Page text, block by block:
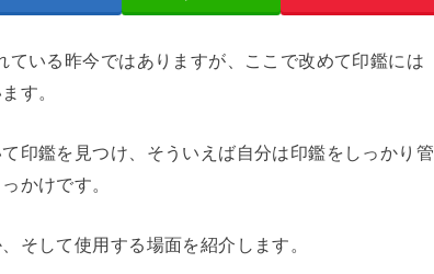
いる昨今ではありますが、ここで改めて印鑑には
す。
印鑑を見つけ、そういえば自分は印鑑をしっかり管
かけです。
そして使用する場面を紹介します。